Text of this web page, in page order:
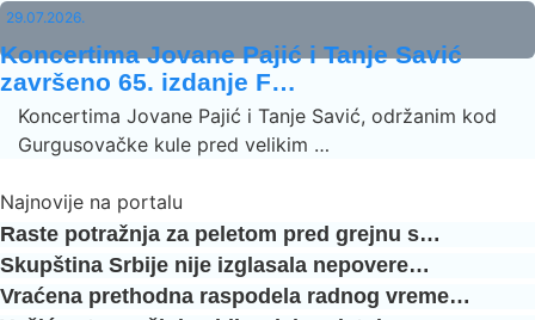
29.07.2026.
Koncertima Jovane Pajić i Tanje Savić
završeno 65. izdanje F…
Koncertima Jovane Pajić i Tanje Savić, održanim kod
Gurgusovačke kule pred velikim …
Najnovije na portalu
Raste potražnja za peletom pred grejnu s…
Skupština Srbije nije izglasala nepovere…
Vraćena prethodna raspodela radnog vreme…